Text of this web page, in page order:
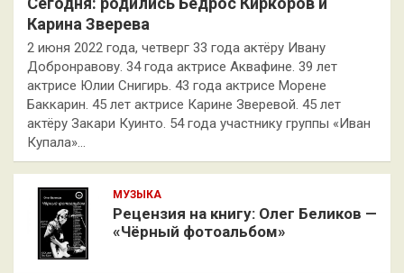
Карина Зверева
2 июня 2022 года, четверг 33 года актёру Ивану
Добронравову. 34 года актрисе Аквафине. 39 лет
актрисе Юлии Снигирь. 43 года актрисе Морене
Баккарин. 45 лет актрисе Карине Зверевой. 45 лет
актёру Закари Куинто. 54 года участнику группы «Иван
Купала»…
МУЗЫКА
Рецензия на книгу: Олег Беликов —
«Чёрный фотоальбом»